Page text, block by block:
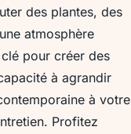
des plantes, des
atmosphère
pour créer des
à agrandir
à votre
Profitez